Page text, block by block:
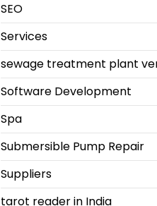
SEO
Services
sewage treatment plant
Software Development
Spa
Submersible Pump Repair
Suppliers
tarot reader in India